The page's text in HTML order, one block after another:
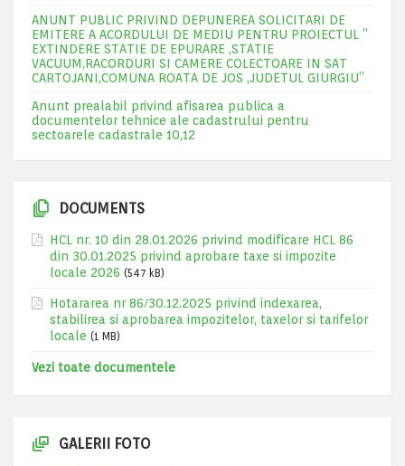
ANUNT PUBLIC PRIVIND DEPUNEREA SOLICITARI DE
EMITERE A ACORDULUI DE MEDIU PENTRU PROIECTUL ”
EXTINDERE STATIE DE EPURARE ,STATIE
VACUUM,RACORDURI SI CAMERE COLECTOARE IN SAT
CARTOJANI,COMUNA ROATA DE JOS ,JUDETUL GIURGIU”
Anunt prealabil privind afisarea publica a
documentelor tehnice ale cadastrului pentru
sectoarele cadastrale 10,12
DOCUMENTS
HCL nr. 10 din 28.01.2026 privind modificare HCL 86
din 30.01.2025 privind aprobare taxe si impozite
locale 2026 (547 kB)
Hotararea nr 86/30.12.2025 privind indexarea,
stabilirea si aprobarea impozitelor, taxelor si tarifelor
locale (1 MB)
Vezi toate documentele
GALERII FOTO